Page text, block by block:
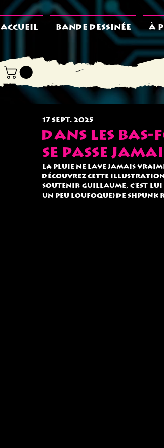
ACCUEIL BANDE DESSINÉE À
Dans les
se passe
17 sept. 2025
La pluie ne lave jamais
Découvrez cette
Soutenir Guillaume, c’est
un peu loufoque) de Shpunk